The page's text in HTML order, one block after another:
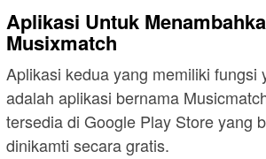
Aplikasi Untuk
Musixmatch
Aplikasi kedua yang memiliki fungsi
adalah aplikasi bernama
tersedia di Google Play Store yang
dinikamti secara gratis.